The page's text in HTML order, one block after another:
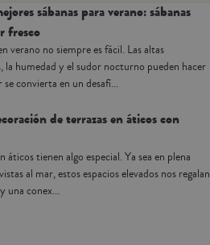
sábanas para verano: sábanas
fresco
verano no siempre es fácil. Las altas
la humedad y el sudor nocturno pueden hacer
se convierta en un desafí...
de terrazas en áticos con
áticos tienen algo especial. Ya sea en plena
al mar, estos espacios elevados nos regalan
una conex...